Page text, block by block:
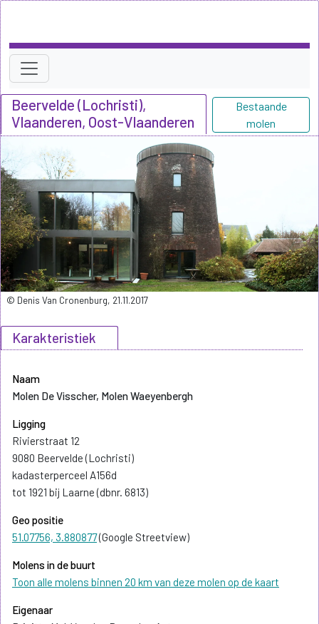
Beervelde (Lochristi),
Vlaanderen, Oost-Vlaanderen
Bestaande
molen
Karakteristiek
Naam
Molen De Visscher, Molen Waeyenbergh
Ligging
Rivierstraat 12
9080 Beervelde (Lochristi)
kadasterperceel A156d
tot 1921 bij Laarne (dbnr. 6813)
Geo positie
51.07756, 3.880877(Google Streetview)
Molens in de buurt
Toon alle molens binnen 20 km van deze molen op de kaart
Eigenaar
© Denis Van Cronenburg, 21.11.2017